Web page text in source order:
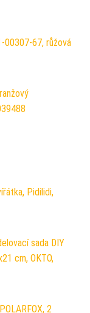
00307-67, růžová
Pidilidi,
sada DIY
cm, OKTO,
2